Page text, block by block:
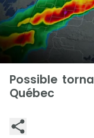
Possible
Québec